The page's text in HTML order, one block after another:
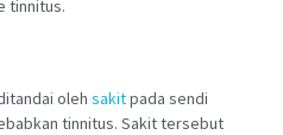
tinnitus.
oleh sakitpada sendi
tinnitus. Sakit tersebut